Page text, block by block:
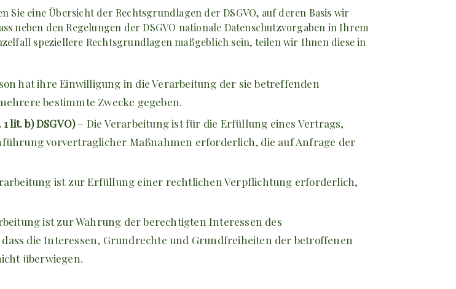
Sie eine Übersicht der Rechtsgrundlagen der DSGVO, auf deren Basis wir
neben den Regelungen der DSGVO nationale Datenschutzvorgaben in Ihrem
speziellere Rechtsgrundlagen maßgeblich sein, teilen wir Ihnen diese in
hat ihre Einwilligung in die Verarbeitung der sie betreffenden
bestimmte Zwecke gegeben.
lit. b) DSGVO)– Die Verarbeitung ist für die Erfüllung eines Vertrags,
vorvertraglicher Maßnahmen erforderlich, die auf Anfrage der
ist zur Erfüllung einer rechtlichen Verpflichtung erforderlich,
ist zur Wahrung der berechtigten Interessen des
die Interessen, Grundrechte und Grundfreiheiten der betroffenen
überwiegen.